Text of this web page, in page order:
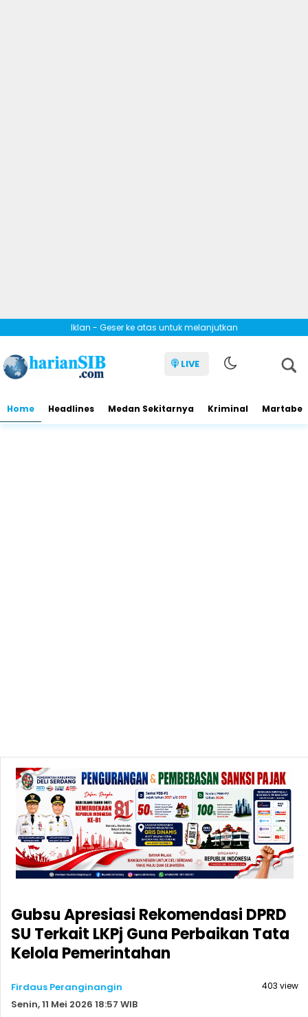
Iklan - Geser ke atas untuk melanjutkan
LIVE
Home Headlines Medan Sekitarnya Kriminal Martabe
Gubsu Apresiasi Rekomendasi DPRD
SU Terkait LKPj Guna Perbaikan Tata
Kelola Pemerintahan
Firdaus Peranginangin
Senin, 11 Mei 2026 18:57 WIB
403 view